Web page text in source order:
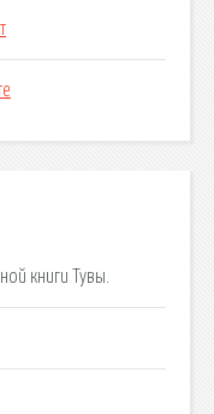
книги Тувы.